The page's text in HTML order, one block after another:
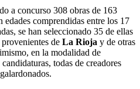
a concurso 308 obras de 163
edades comprendidas entre los 17
se han seleccionado 35 de ellas
de La Rioja y de otras
en la modalidad de
todas de creadores